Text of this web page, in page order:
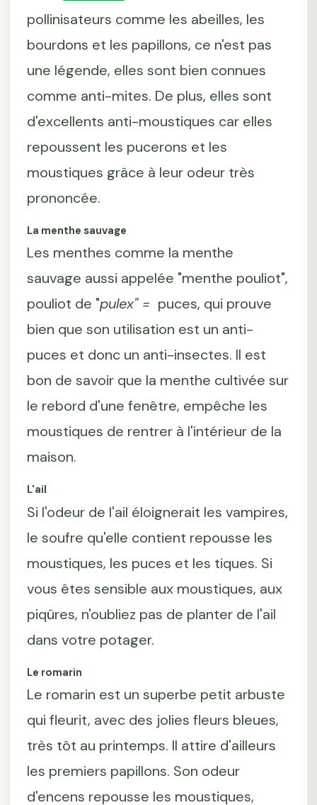
pollinisateurs comme les abeilles, les
bourdons et les papillons, ce n'est pas
une légende, elles sont bien connues
comme anti-mites. De plus, elles sont
d'excellents anti-moustiques car elles
repoussent les pucerons et les
moustiques grâce à leur odeur très
prononcée.
La menthe sauvage
Les menthes comme la menthe
sauvage aussi appelée "menthe pouliot",
pouliot de "pulex" = puces, qui prouve
bien que son utilisation est un anti-
puces et donc un anti-insectes. Il est
bon de savoir que la menthe cultivée sur
le rebord d'une fenêtre, empêche les
moustiques de rentrer à l'intérieur de la
maison.
L'ail
Si l'odeur de l'ail éloignerait les vampires,
le soufre qu'elle contient repousse les
moustiques, les puces et les tiques. Si
vous êtes sensible aux moustiques, aux
piqûres, n'oubliez pas de planter de l'ail
dans votre potager.
Le romarin
Le romarin est un superbe petit arbuste
qui fleurit, avec des jolies fleurs bleues,
très tôt au printemps. Il attire d'ailleurs
les premiers papillons. Son odeur
d'encens repousse les moustiques,